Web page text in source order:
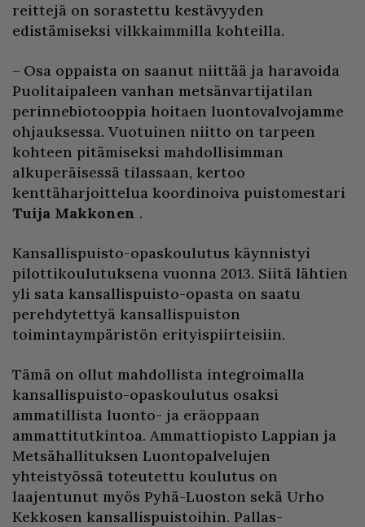
reittejä on sorastettu kestävyyden
edistämiseksi vilkkaimmilla kohteilla.
– Osa oppaista on saanut niittää ja haravoida
Puolitaipaleen vanhan metsänvartijatilan
perinnebiotooppia hoitaen luontovalvojamme
ohjauksessa. Vuotuinen niitto on tarpeen
kohteen pitämiseksi mahdollisimman
alkuperäisessä tilassaan, kertoo
kenttäharjoittelua koordinoiva puistomestari
Tuija Makkonen .
Kansallispuisto-opaskoulutus käynnistyi
pilottikoulutuksena vuonna 2013. Siitä lähtien
yli sata kansallispuisto-opasta on saatu
perehdytettyä kansallispuiston
toimintaympäristön erityispiirteisiin.
Tämä on ollut mahdollista integroimalla
kansallispuisto-opaskoulutus osaksi
ammatillista luonto- ja eräoppaan
ammattitutkintoa. Ammattiopisto Lappian ja
Metsähallituksen Luontopalvelujen
yhteistyössä toteutettu koulutus on
laajentunut myös Pyhä-Luoston sekä Urho
Kekkosen kansallispuistoihin. Pallas-